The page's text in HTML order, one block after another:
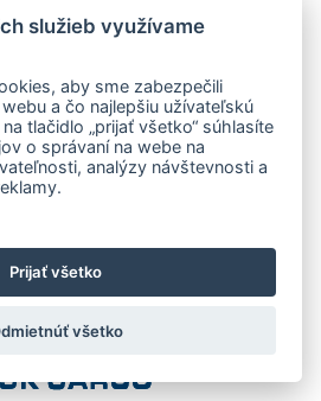
služieb využívame
aby sme zabezpečili
a čo najlepšiu užívateľskú
tlačidlo „prijať všetko“ súhlasíte
o správaní na webe na
analýzy návštevnosti a
Prijať všetko
všetko